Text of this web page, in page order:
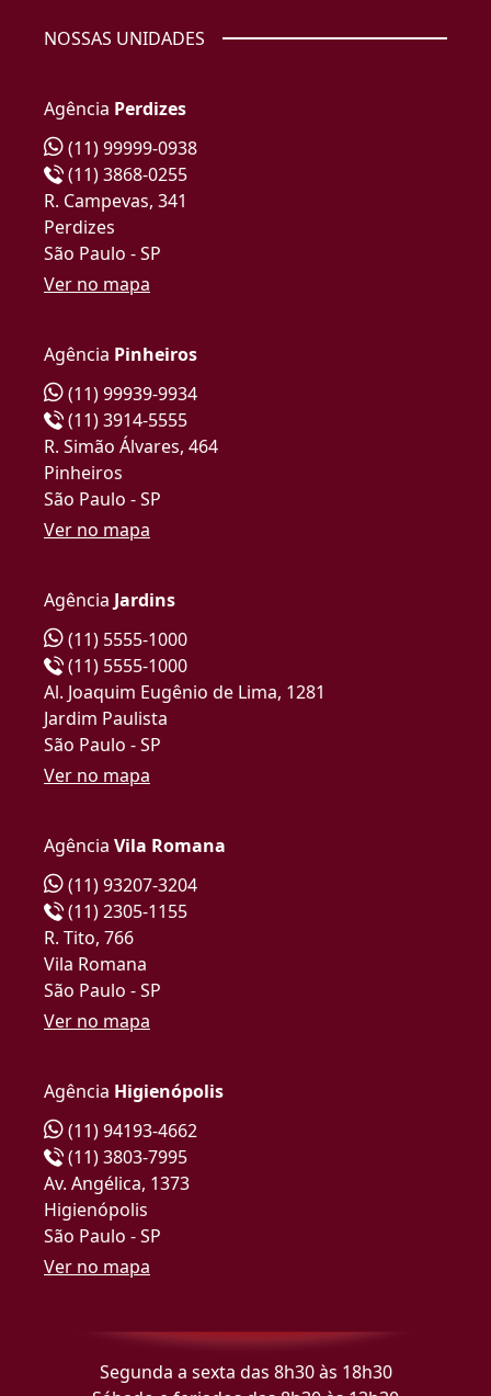
NOSSAS UNIDADES
Agência Perdizes
(11) 99999-0938
(11) 3868-0255
R. Campevas, 341
Perdizes
São Paulo - SP
Ver no mapa
Agência Pinheiros
(11) 99939-9934
(11) 3914-5555
R. Simão Álvares, 464
Pinheiros
São Paulo - SP
Ver no mapa
Agência Jardins
(11) 5555-1000
(11) 5555-1000
Al. Joaquim Eugênio de Lima, 1281
Jardim Paulista
São Paulo - SP
Ver no mapa
Agência Vila Romana
(11) 93207-3204
(11) 2305-1155
R. Tito, 766
Vila Romana
São Paulo - SP
Ver no mapa
Agência Higienópolis
(11) 94193-4662
(11) 3803-7995
Av. Angélica, 1373
Higienópolis
São Paulo - SP
Ver no mapa
Segunda a sexta das 8h30 às 18h30